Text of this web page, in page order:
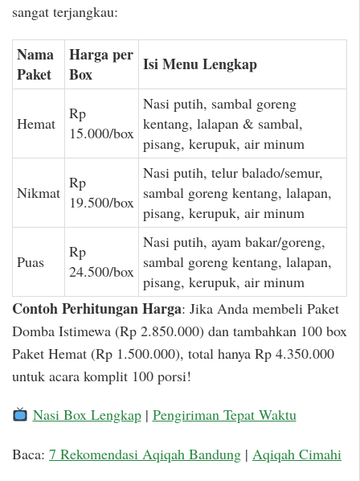
sangat terjangkau:
Nama
Paket
Harga per
Box
Isi Menu Lengkap
Hemat
Rp
15.000/box
Nasi putih, sambal goreng
kentang, lalapan & sambal,
pisang, kerupuk, air minum
Nikmat
Rp
19.500/box
Nasi putih, telur balado/semur,
sambal goreng kentang, lalapan,
pisang, kerupuk, air minum
Puas
Rp
24.500/box
Nasi putih, ayam bakar/goreng,
sambal goreng kentang, lalapan,
pisang, kerupuk, air minum
Contoh Perhitungan Harga: Jika Anda membeli Paket
Domba Istimewa (Rp 2.850.000) dan tambahkan 100 box
Paket Hemat (Rp 1.500.000), total hanya Rp 4.350.000
untuk acara komplit 100 porsi!
Nasi Box Lengkap| Pengiriman Tepat Waktu
Baca: 7 Rekomendasi Aqiqah Bandung | Aqiqah Cimahi